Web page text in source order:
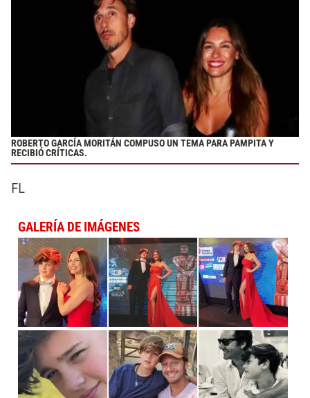
ROBERTO GARCÍA MORITÁN COMPUSO UN TEMA PARA PAMPITA Y
RECIBIÓ CRÍTICAS.
FL
GALERÍA DE IMÁGENES